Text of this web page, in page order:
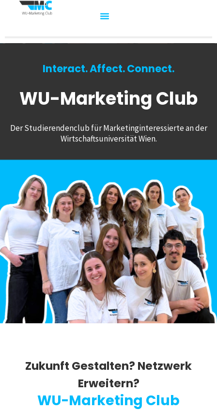
Interact. Affect. Connect.
WU-Marketing Club
Der Studierendenclub für Marketinginteressierte an der
Wirtschaftsuniversität Wien.
Zukunft Gestalten? Netzwerk
Erweitern?
WU-Marketing Club